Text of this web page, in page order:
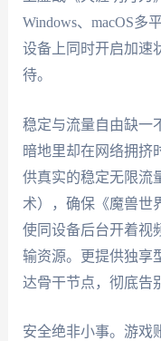
Windows、macOS多
设备上同时开启加速
待。
稳定与流量自由缺一
暗地里却在网络拥挤
供真实的稳定无限流
术），确保《魔兽世
使同设备后台开着视
输资源。更提供独享
达骨干节点，彻底告
安全绝非小事。游戏